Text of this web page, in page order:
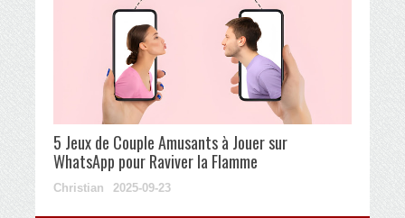
5 Jeux de Couple Amusants à Jouer sur
WhatsApp pour Raviver la Flamme
Christian 2025-09-23